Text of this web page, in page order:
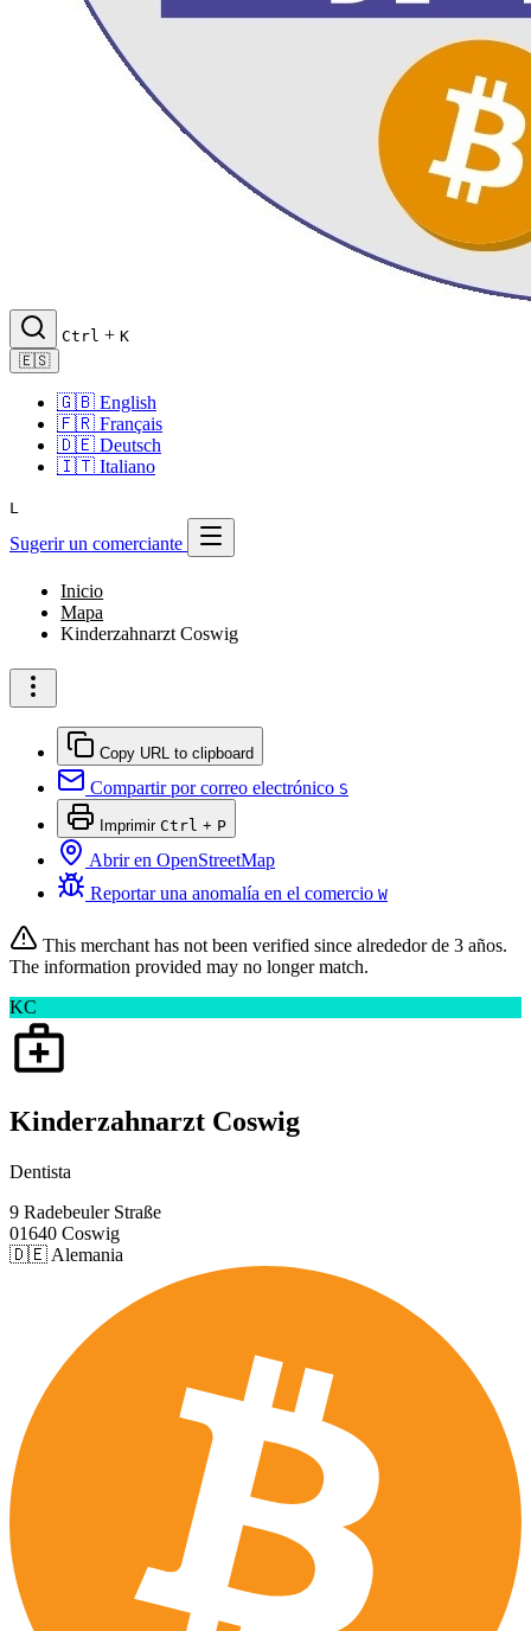
Ctrl + K
🇪🇸
🇬🇧 English
🇫🇷 Français
🇩🇪 Deutsch
🇮🇹 Italiano
L
Sugerir un comerciante
Inicio
Mapa
Kinderzahnarzt Coswig
Copy URL to clipboard
Compartir por correo electrónico S
Imprimir Ctrl + P
Abrir en OpenStreetMap
Reportar una anomalía en el comercio W
This merchant has not been verified since alrededor de 3 años.
The information provided may no longer match.
KC
Kinderzahnarzt Coswig
Dentista
9 Radebeuler Straße
01640 Coswig
🇩🇪 Alemania